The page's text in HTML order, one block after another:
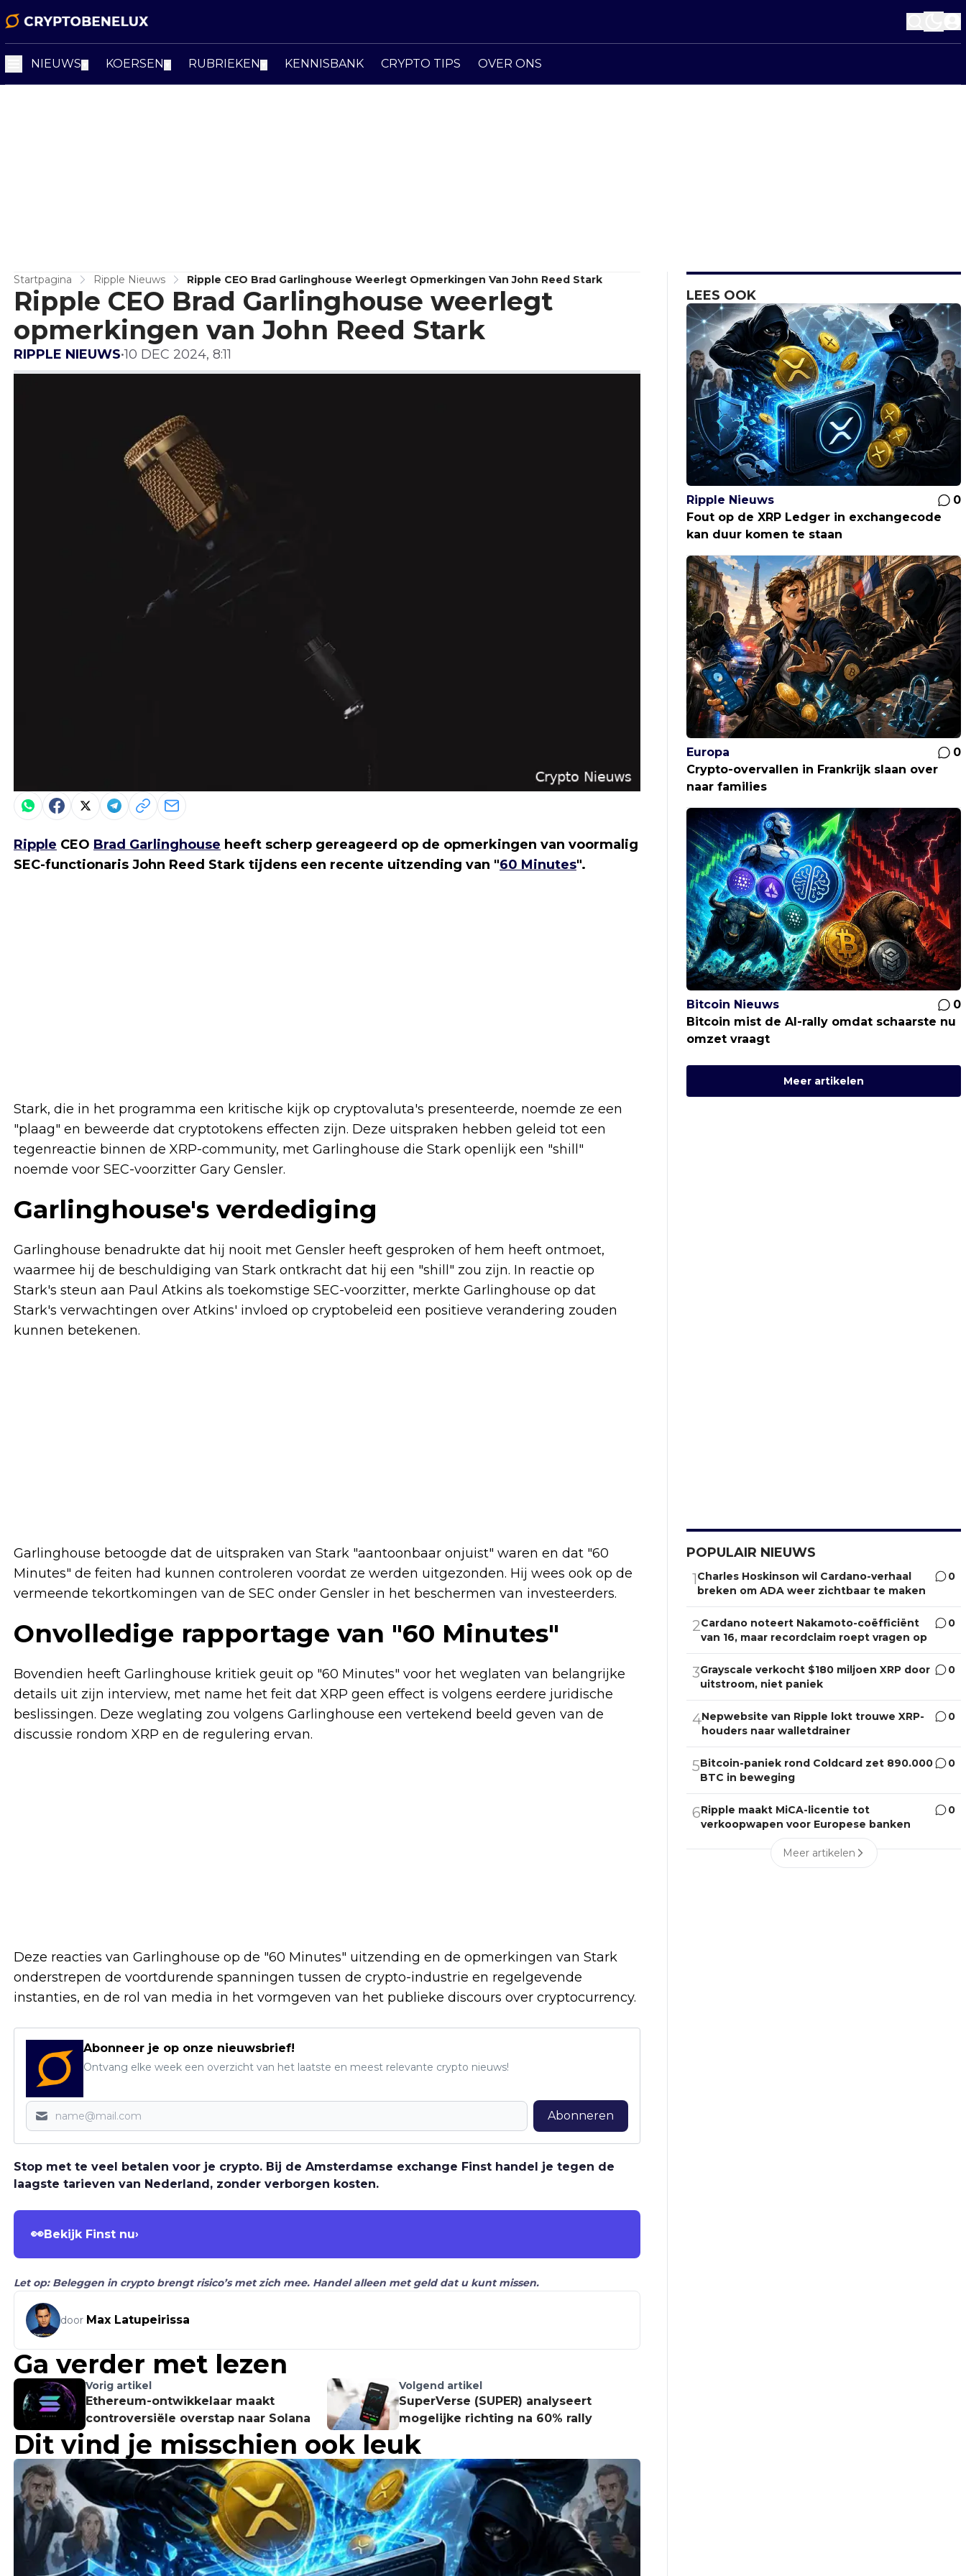
NIEUWS KOERSEN RUBRIEKEN KENNISBANK CRYPTO TIPS OVER ONS
Startpagina Ripple Nieuws Ripple CEO Brad Garlinghouse Weerlegt Opmerkingen Van John Reed Stark
Ripple CEO Brad Garlinghouse weerlegt
opmerkingen van John Reed Stark
RIPPLE NIEUWS•10 DEC 2024, 8:11
Ripple CEO Brad Garlinghouse heeft scherp gereageerd op de opmerkingen van voormalig
SEC-functionaris John Reed Stark tijdens een recente uitzending van "60 Minutes".
Stark, die in het programma een kritische kijk op cryptovaluta's presenteerde, noemde ze een
"plaag" en beweerde dat cryptotokens effecten zijn. Deze uitspraken hebben geleid tot een
tegenreactie binnen de XRP-community, met Garlinghouse die Stark openlijk een "shill"
noemde voor SEC-voorzitter Gary Gensler.
Garlinghouse's verdediging
Garlinghouse benadrukte dat hij nooit met Gensler heeft gesproken of hem heeft ontmoet,
waarmee hij de beschuldiging van Stark ontkracht dat hij een "shill" zou zijn. In reactie op
Stark's steun aan Paul Atkins als toekomstige SEC-voorzitter, merkte Garlinghouse op dat
Stark's verwachtingen over Atkins' invloed op cryptobeleid een positieve verandering zouden
kunnen betekenen.
Garlinghouse betoogde dat de uitspraken van Stark "aantoonbaar onjuist" waren en dat "60
Minutes" de feiten had kunnen controleren voordat ze werden uitgezonden. Hij wees ook op de
vermeende tekortkomingen van de SEC onder Gensler in het beschermen van investeerders.
Onvolledige rapportage van "60 Minutes"
Bovendien heeft Garlinghouse kritiek geuit op "60 Minutes" voor het weglaten van belangrijke
details uit zijn interview, met name het feit dat XRP geen effect is volgens eerdere juridische
beslissingen. Deze weglating zou volgens Garlinghouse een vertekend beeld geven van de
discussie rondom XRP en de regulering ervan.
Deze reacties van Garlinghouse op de "60 Minutes" uitzending en de opmerkingen van Stark
onderstrepen de voortdurende spanningen tussen de crypto-industrie en regelgevende
instanties, en de rol van media in het vormgeven van het publieke discours over cryptocurrency.
Abonneer je op onze nieuwsbrief!
Ontvang elke week een overzicht van het laatste en meest relevante crypto nieuws!
Abonneren
Stop met te veel betalen voor je crypto. Bij de Amsterdamse exchange Finst handel je tegen de
laagste tarieven van Nederland, zonder verborgen kosten.
👀Bekijk Finst nu›
Let op: Beleggen in crypto brengt risico’s met zich mee. Handel alleen met geld dat u kunt missen.
door Max Latupeirissa
Ga verder met lezen
Vorig artikel
Ethereum-ontwikkelaar maakt
controversiële overstap naar Solana
Volgend artikel
SuperVerse (SUPER) analyseert
mogelijke richting na 60% rally
Dit vind je misschien ook leuk
LEES OOK
Ripple Nieuws
0
Fout op de XRP Ledger in exchangecode
kan duur komen te staan
Europa
0
Crypto-overvallen in Frankrijk slaan over
naar families
Bitcoin Nieuws
0
Bitcoin mist de AI-rally omdat schaarste nu
omzet vraagt
Meer artikelen
POPULAIR NIEUWS
1Charles Hoskinson wil Cardano-verhaal
breken om ADA weer zichtbaar te maken
0
2Cardano noteert Nakamoto-coëfficiënt
van 16, maar recordclaim roept vragen op
0
3Grayscale verkocht $180 miljoen XRP door
uitstroom, niet paniek
0
4Nepwebsite van Ripple lokt trouwe XRP-
houders naar walletdrainer
0
5Bitcoin-paniek rond Coldcard zet 890.000
BTC in beweging
0
6Ripple maakt MiCA-licentie tot
verkoopwapen voor Europese banken
0
Meer artikelen